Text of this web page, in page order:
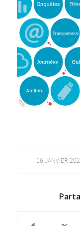
16 JANVIER
/